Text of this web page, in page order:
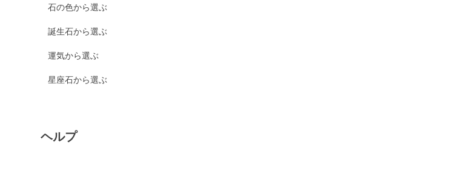
石の色から選ぶ
誕生石から選ぶ
運気から選ぶ
星座石から選ぶ
ヘルプ